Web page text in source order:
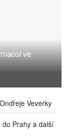
ve
Veverky
Prahy a další